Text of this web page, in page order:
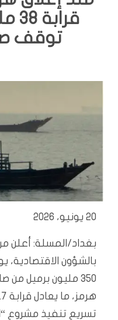
توقف
20 يونيو، 2026
بغداد/المسلة: أعلن
بالشؤون الاقتصادية،
350 مليون برميل
تسريع تنفيذ مشروع